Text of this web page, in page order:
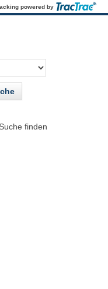
powered by
finden